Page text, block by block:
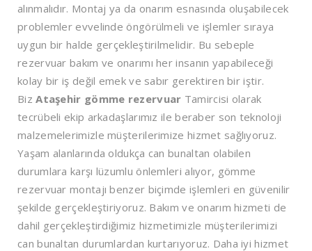
alınmalıdır. Montaj ya da onarım esnasında oluşabilecek
problemler evvelinde öngörülmeli ve işlemler sıraya
uygun bir halde gerçekleştirilmelidir. Bu sebeple
rezervuar bakım ve onarımı her insanın yapabileceği
kolay bir iş değil emek ve sabır gerektiren bir iştir.
BizAtaşehir gömme rezervuar Tamircisi olarak
tecrübeli ekip arkadaşlarımız ile beraber son teknoloji
malzemelerimizle müşterilerimize hizmet sağlıyoruz.
Yaşam alanlarında oldukça can bunaltan olabilen
durumlara karşı lüzumlu önlemleri alıyor, gömme
rezervuar montajı benzer biçimde işlemleri en güvenilir
şekilde gerçekleştiriyoruz. Bakım ve onarım hizmeti de
dahil gerçekleştirdiğimiz hizmetimizle müşterilerimizi
can bunaltan durumlardan kurtarıyoruz. Daha iyi hizmet